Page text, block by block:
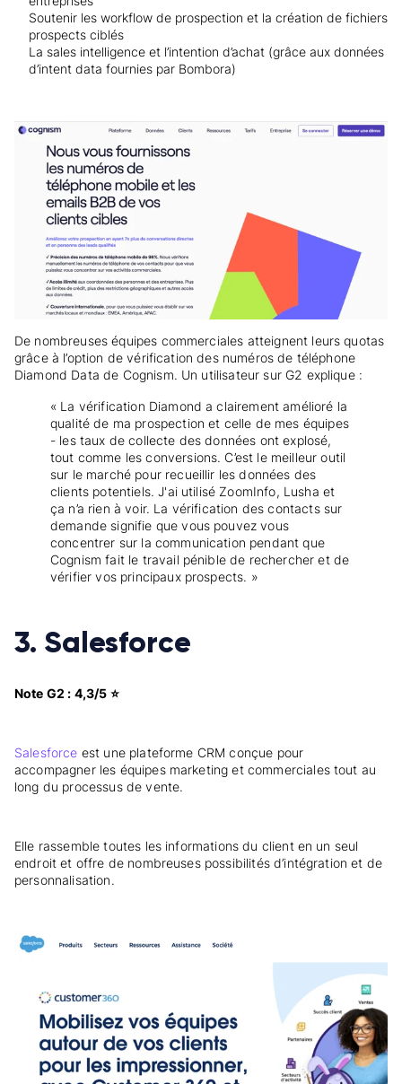
Soutenir les workflow de prospection et la création de fichiers
prospects ciblés
La sales intelligence et l’intention d’achat (grâce aux données
d’intent data fournies par Bombora)
De nombreuses équipes commerciales atteignent leurs quotas
grâce à l’option de vérification des numéros de téléphone
Diamond Data de Cognism. Un utilisateur sur G2 explique :
« La vérification Diamond a clairement amélioré la
qualité de ma prospection et celle de mes équipes
- les taux de collecte des données ont explosé,
tout comme les conversions. C’est le meilleur outil
sur le marché pour recueillir les données des
clients potentiels. J'ai utilisé ZoomInfo, Lusha et
ça n’a rien à voir. La vérification des contacts sur
demande signifie que vous pouvez vous
concentrer sur la communication pendant que
Cognism fait le travail pénible de rechercher et de
vérifier vos principaux prospects. »
3. Salesforce
Note G2 : 4,3/5 ⭐
Salesforce est une plateforme CRM conçue pour
accompagner les équipes marketing et commerciales tout au
long du processus de vente.
Elle rassemble toutes les informations du client en un seul
endroit et offre de nombreuses possibilités d’intégration et de
personnalisation.